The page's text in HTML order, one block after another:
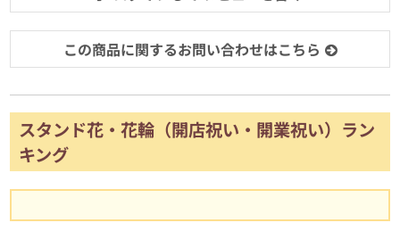
この商品に関するお問い合わせはこちら
スタンド花・花輪（開店祝い・開業祝い）ラン
キング